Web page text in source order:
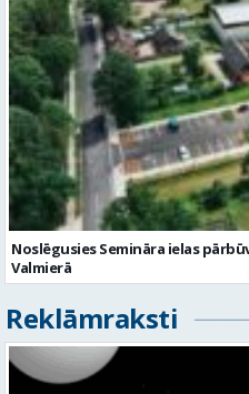
Noslēgusies Semināra ielas
Valmierā
Reklāmraksti